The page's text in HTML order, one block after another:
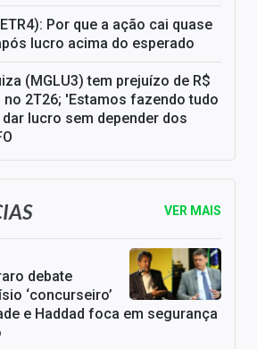
Por que a ação cai quase
lucro acima do esperado
(MGLU3) tem prejuízo de R$
no 2T26; 'Estamos fazendo tudo
lucro sem depender dos
VER MAIS
debate
‘concurseiro’
e Haddad foca em segurança